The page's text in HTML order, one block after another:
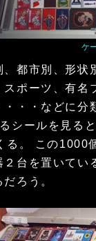
ケ
都市別、形状
ポーツ、有名
・・などに分
シールを見る
る。 この1000
台を置いてい
ろう。